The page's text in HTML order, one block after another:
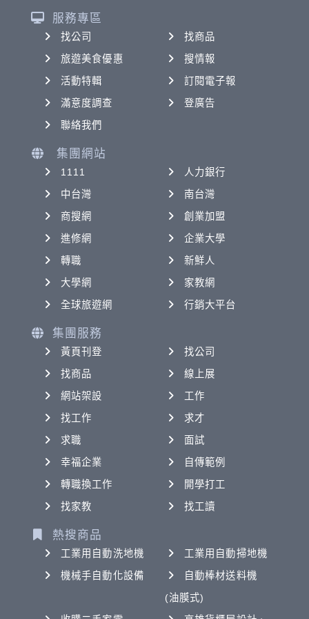
服務專區
找公司
找商品
旅遊美食優惠
搜情報
活動特輯
訂閱電子報
滿意度調查
登廣告
聯絡我們
集團網站
1111
人力銀行
中台灣
南台灣
商搜網
創業加盟
進修網
企業大學
轉職
新鮮人
大學網
家教網
全球旅遊網
行銷大平台
集團服務
黃頁刊登
找公司
找商品
線上展
網站架設
工作
找工作
求才
求職
面試
幸福企業
自傳範例
轉職換工作
開學打工
找家教
找工讀
熱搜商品
工業用自動洗地機
工業用自動掃地機
機械手自動化設備
自動棒材送料機
(油膜式)